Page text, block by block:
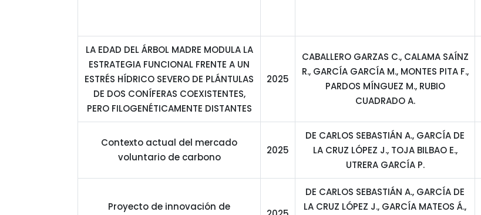
LA EDAD DEL ÁRBOL MADRE MODULA LA
ESTRATEGIA FUNCIONAL FRENTE A UN
ESTRÉS HÍDRICO SEVERO DE PLÁNTULAS
DE DOS CONÍFERAS COEXISTENTES,
PERO FILOGENÉTICAMENTE DISTANTES
2025
CABALLERO GARZAS C., CALAMA SAÍNZ
R., GARCÍA GARCÍA M., MONTES PITA F.,
PARDOS MÍNGUEZ M., RUBIO
CUADRADO A.
Contexto actual del mercado
voluntario de carbono
2025
DE CARLOS SEBASTIÁN A., GARCÍA DE
LA CRUZ LÓPEZ J., TOJA BILBAO E.,
UTRERA GARCÍA P.
Proyecto de innovación de
DE CARLOS SEBASTIÁN A., GARCÍA DE
LA CRUZ LÓPEZ J., GARCÍA MATEOS Á.,